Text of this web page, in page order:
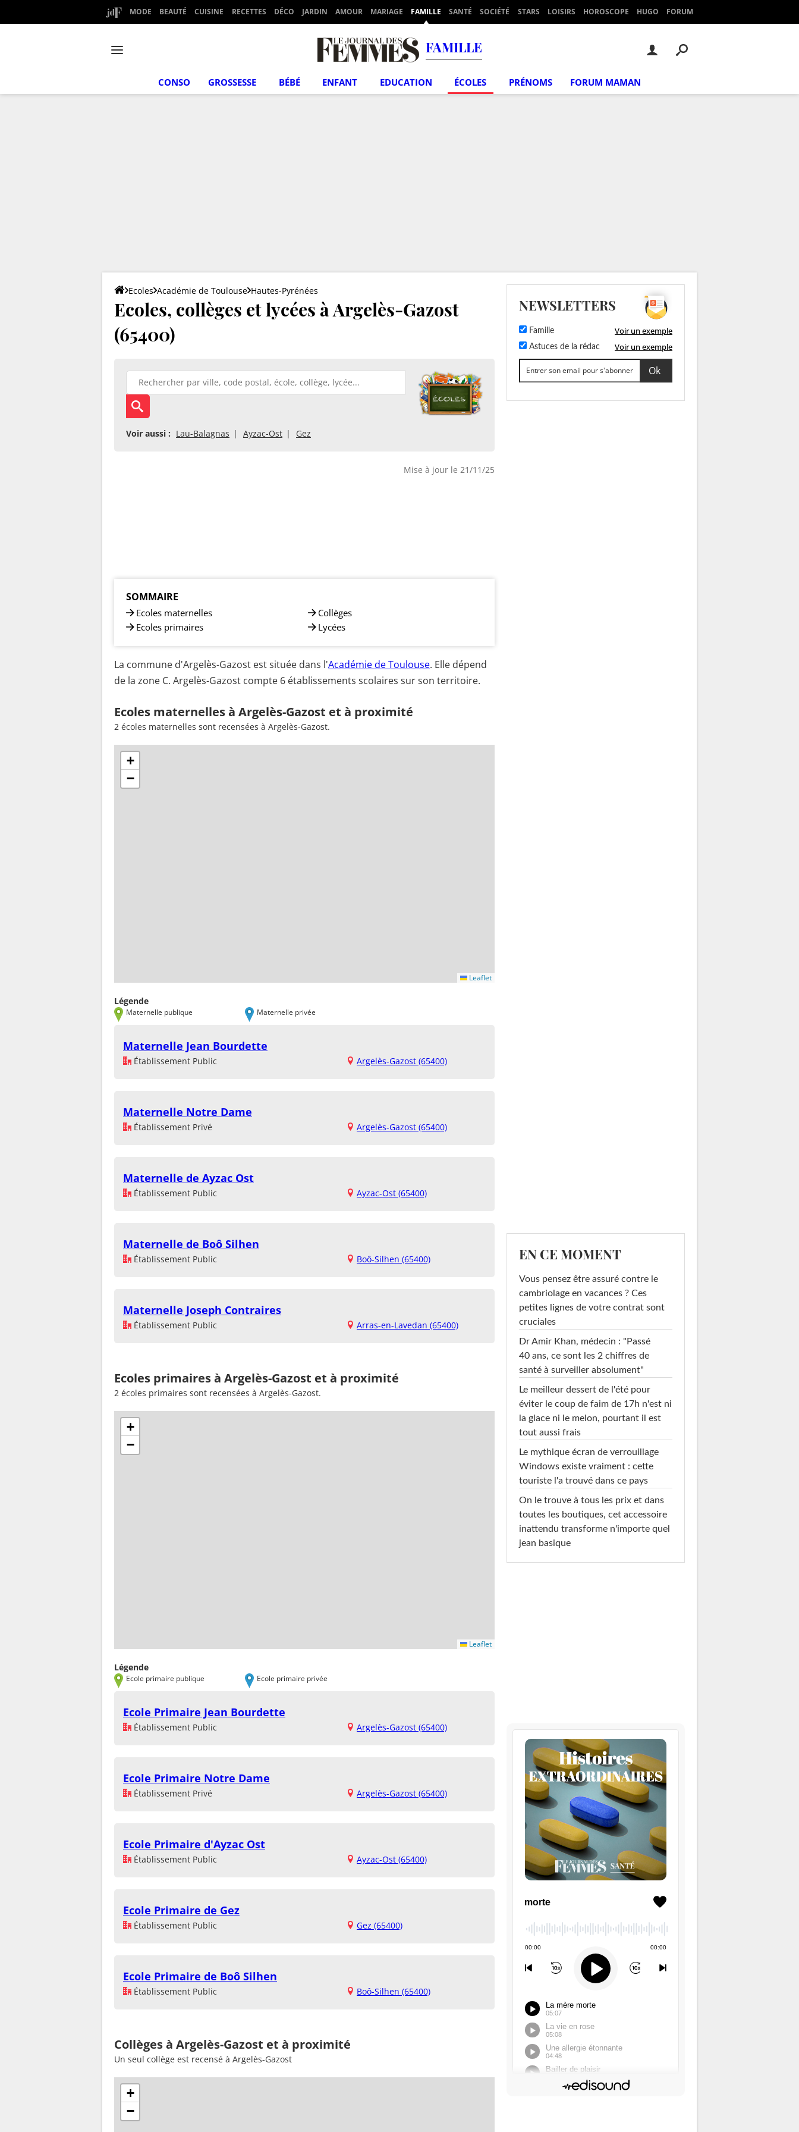
MODE BEAUTÉ CUISINE RECETTES DÉCO JARDIN AMOUR MARIAGE FAMILLE SANTÉ SOCIÉTÉ STARS LOISIRS HOROSCOPE HUGO FORUM
FAMILLE
CONSO GROSSESSE BÉBÉ ENFANT EDUCATION ÉCOLES PRÉNOMS FORUM MAMAN
Ecoles Académie de Toulouse Hautes-Pyrénées
Ecoles, collèges et lycées à Argelès-Gazost
(65400)
Voir aussi : Lau-Balagnas Ayzac-Ost Gez
Mise à jour le 21/11/25
SOMMAIRE
Ecoles maternelles
Ecoles primaires
Collèges
Lycées
La commune d'Argelès-Gazost est située dans l'Académie de Toulouse. Elle dépend
de la zone C. Argelès-Gazost compte 6 établissements scolaires sur son territoire.
Ecoles maternelles à Argelès-Gazost et à proximité
2 écoles maternelles sont recensées à Argelès-Gazost.
+
−
Leaflet
Légende
Maternelle publique Maternelle privée
Maternelle Jean Bourdette
Établissement Public Argelès-Gazost (65400)
Maternelle Notre Dame
Établissement Privé Argelès-Gazost (65400)
Maternelle de Ayzac Ost
Établissement Public Ayzac-Ost (65400)
Maternelle de Boô Silhen
Établissement Public Boô-Silhen (65400)
Maternelle Joseph Contraires
Établissement Public Arras-en-Lavedan (65400)
Ecoles primaires à Argelès-Gazost et à proximité
2 écoles primaires sont recensées à Argelès-Gazost.
+
−
Leaflet
Légende
Ecole primaire publique Ecole primaire privée
Ecole Primaire Jean Bourdette
Établissement Public Argelès-Gazost (65400)
Ecole Primaire Notre Dame
Établissement Privé Argelès-Gazost (65400)
Ecole Primaire d'Ayzac Ost
Établissement Public Ayzac-Ost (65400)
Ecole Primaire de Gez
Établissement Public Gez (65400)
Ecole Primaire de Boô Silhen
Établissement Public Boô-Silhen (65400)
Collèges à Argelès-Gazost et à proximité
Un seul collège est recensé à Argelès-Gazost
+
−
NEWSLETTERS
Famille Voir un exemple
Astuces de la rédac Voir un exemple
EN CE MOMENT
Vous pensez être assuré contre le
cambriolage en vacances ? Ces
petites lignes de votre contrat sont
cruciales
Dr Amir Khan, médecin : "Passé
40 ans, ce sont les 2 chiffres de
santé à surveiller absolument"
Le meilleur dessert de l'été pour
éviter le coup de faim de 17h n'est ni
la glace ni le melon, pourtant il est
tout aussi frais
Le mythique écran de verrouillage
Windows existe vraiment : cette
touriste l'a trouvé dans ce pays
On le trouve à tous les prix et dans
toutes les boutiques, cet accessoire
inattendu transforme n'importe quel
jean basique